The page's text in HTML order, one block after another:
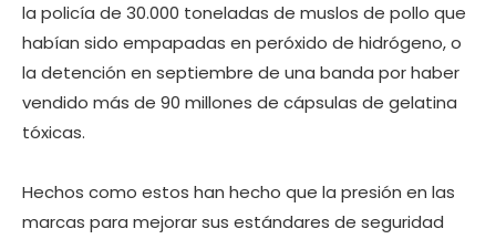
la policía de 30.000 toneladas de muslos de pollo que
habían sido empapadas en peróxido de hidrógeno, o
la detención en septiembre de una banda por haber
vendido más de 90 millones de cápsulas de gelatina
tóxicas.
Hechos como estos han hecho que la presión en las
marcas para mejorar sus estándares de seguridad